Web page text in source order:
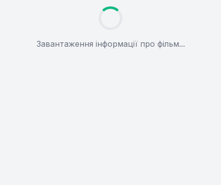
Завантаження інформації про фільм...